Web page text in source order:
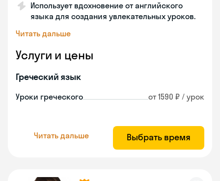
Использует вдохновение от английского
языка для создания увлекательных уроков.
Читать дальше
Услуги и цены
Греческий язык
Уроки греческого от 1590 ₽ / урок
Читать дальше Выбрать время